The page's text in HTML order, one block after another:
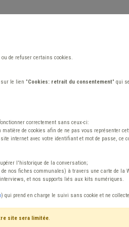
Outils Fiches
Avis / Actions
de refuser certains cookies.
sur le lien "Cookies: retrait du consentement" qui
correctement sans ceux-ci:
de cookies afin de ne pas vous représenter
internet avec votre identifiant et mot de passe, ce
l'historique de la conversation;
nos fiches communales) à travers une carte de la
et nos supports liés aux kits numériques.
) qui prend en charge le suivi sans cookie et ne
site sera limitée.